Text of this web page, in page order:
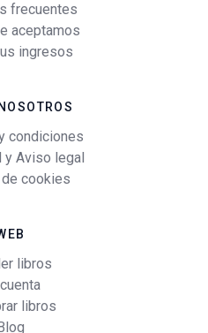
frecuentes
aceptamos
ingresos
condiciones
y Aviso legal
cookies
libros
libros
Blog